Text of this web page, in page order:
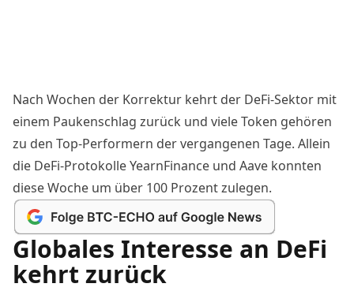
Nach Wochen der Korrektur kehrt der DeFi-Sektor mit
einem Paukenschlag zurück und viele Token gehören
zu den Top-Performern der vergangenen Tage. Allein
die DeFi-Protokolle YearnFinance und Aave konnten
diese Woche um über 100 Prozent zulegen.
Globales Interesse an DeFi
kehrt zurück